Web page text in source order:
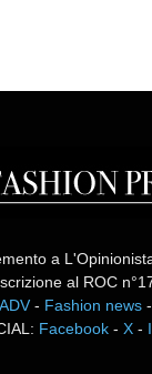
a
al ROC
ADV- Fashion news-
Facebook -X -